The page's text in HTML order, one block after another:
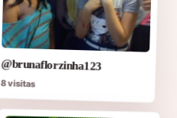
@brunaflorzinha123
8 visitas